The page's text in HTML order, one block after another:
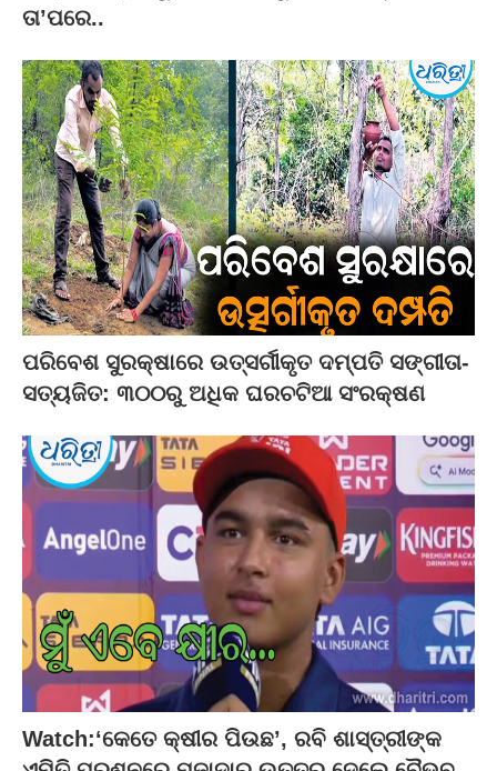
ତା’ପରେ..
ପରିବେଶ ସୁରକ୍ଷାରେ ଉତ୍ସର୍ଗୀକୃତ ଦମ୍ପତି ସଙ୍ଗୀତା-
ସତ୍ୟଜିତ: ୩୦୦ରୁ ଅଧିକ ଘରଚଟିଆ ସଂରକ୍ଷଣ
Watch:‘କେତେ କ୍ଷୀର ପିଉଛ’, ରବି ଶାସ୍ତ୍ରୀଙ୍କ